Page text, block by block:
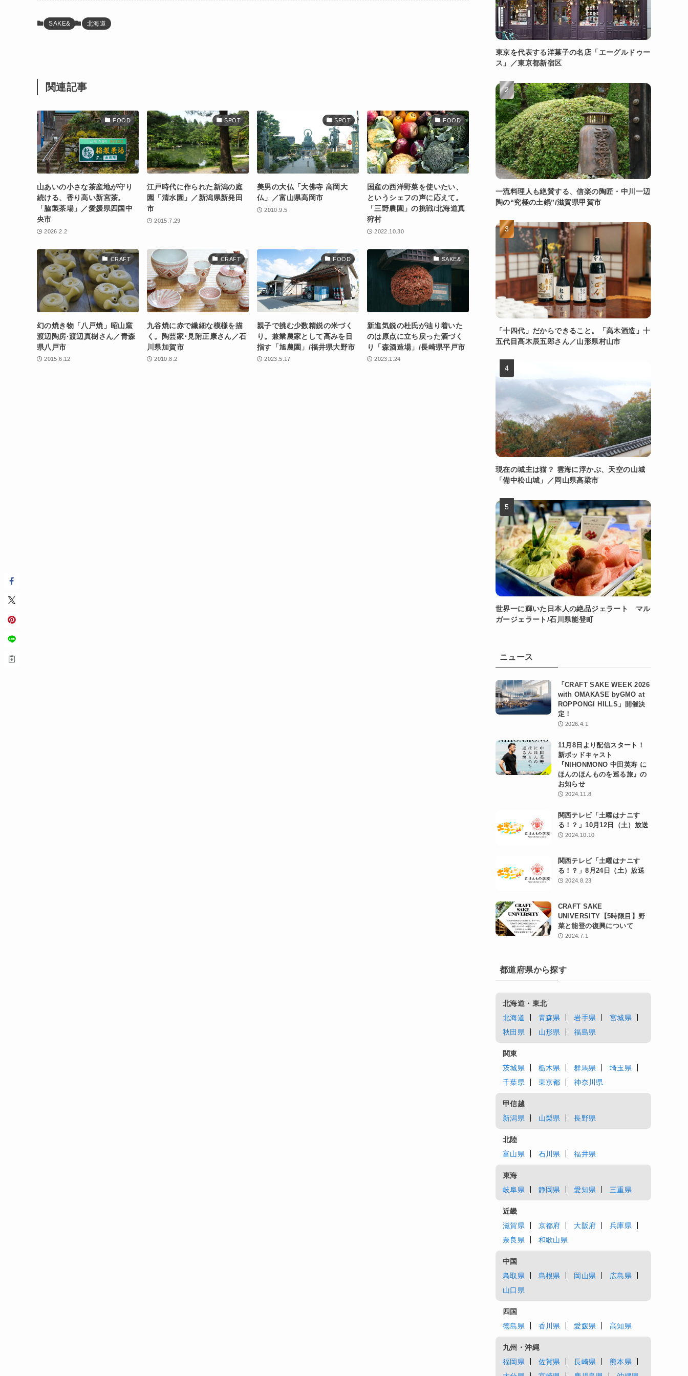
SAKE& 北海道
関連記事
FOOD
山あいの小さな茶産地が守り
続ける、香り高い新宮茶。
「脇製茶場」／愛媛県四国中
央市
2026.2.2
SPOT
江戸時代に作られた新潟の庭
園「清水園」／新潟県新発田
市
2015.7.29
SPOT
美男の大仏「大佛寺 高岡大
仏」／富山県高岡市
2010.9.5
FOOD
国産の西洋野菜を使いたい、
というシェフの声に応えて。
「三野農園」の挑戦/北海道真
狩村
2022.10.30
CRAFT
幻の焼き物「八戸焼」昭山窯
渡辺陶房·渡辺真樹さん／青森
県八戸市
2015.6.12
CRAFT
九谷焼に赤で繊細な模様を描
く。陶芸家･見附正康さん／石
川県加賀市
2010.8.2
FOOD
親子で挑む少数精鋭の米づく
り。兼業農家として高みを目
指す「旭農園」/福井県大野市
2023.5.17
SAKE&
新進気鋭の杜氏が辿り着いた
のは原点に立ち戻った酒づく
り「森酒造場」/長崎県平戸市
2023.1.24
東京を代表する洋菓子の名店「エーグルドゥー
ス」／東京都新宿区
一流料理人も絶賛する、信楽の陶匠・中川一辺
陶の“究極の土鍋”/滋賀県甲賀市
「十四代」だからできること。「高木酒造」十
五代目髙木辰五郎さん／山形県村山市
現在の城主は猫？ 雲海に浮かぶ、天空の山城
「備中松山城」／岡山県高梁市
世界一に輝いた日本人の絶品ジェラート マル
ガージェラート/石川県能登町
ニュース
「CRAFT SAKE WEEK 2026
with OMAKASE byGMO at
ROPPONGI HILLS」開催決
定！
2026.4.1
11月8日より配信スタート！
新ポッドキャスト
『NIHONMONO 中田英寿 に
ほんのほんものを巡る旅』の
お知らせ
2024.11.8
関西テレビ「土曜はナニす
る！？」10月12日（土）放送
2024.10.10
関西テレビ「土曜はナニす
る！？」8月24日（土）放送
2024.8.23
CRAFT SAKE
UNIVERSITY【5時限目】野
菜と能登の復興について
2024.7.1
都道府県から探す
北海道・東北
北海道
青森県 岩手県
宮城県
秋田県
山形県 福島県
関東
茨城県
栃木県 群馬県
埼玉県
千葉県
東京都 神奈川県
甲信越
新潟県
山梨県 長野県
北陸
富山県
石川県 福井県
東海
岐阜県
静岡県 愛知県 三重県
近畿
滋賀県
京都府 大阪府
兵庫県
奈良県
和歌山県
中国
鳥取県
島根県 岡山県
広島県
山口県
四国
徳島県
香川県 愛媛県 高知県
九州・沖縄
福岡県
佐賀県 長崎県
熊本県